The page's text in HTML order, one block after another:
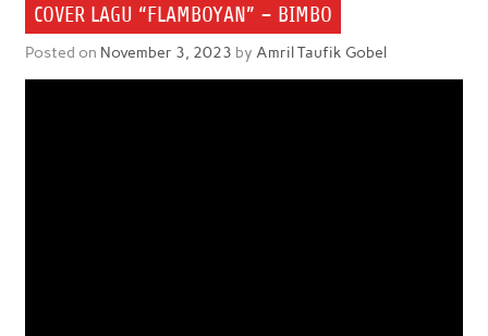
COVER LAGU “FLAMBOYAN” – BIMBO
Posted on November 3, 2023 by Amril Taufik Gobel